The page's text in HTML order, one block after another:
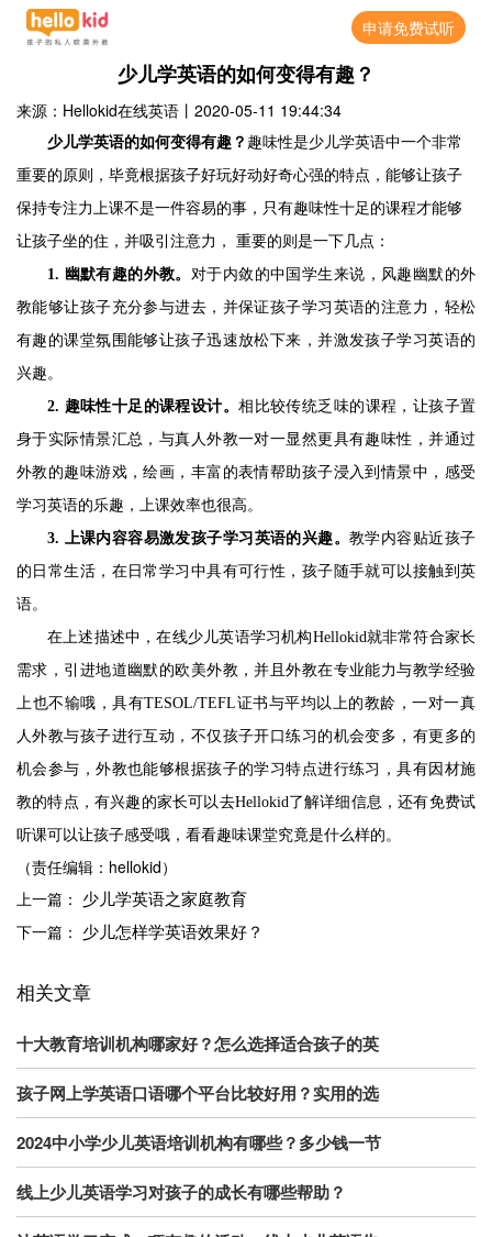
申请免费试听
少儿学英语的如何变得有趣？
来源：Hellokid在线英语 丨 2020-05-11 19:44:34
少儿学英语的如何变得有趣？ 趣味性是少儿学英语中一个非常
重要的原则，毕竟根据孩子好玩好动好奇心强的特点，能够让孩子
保持专注力上课不是一件容易的事，只有趣味性十足的课程才能够
让孩子坐的住，并吸引注意力， 重要的则是一下几点：
1. 幽默有趣的外教。 对于内敛的中国学生来说，风趣幽默的外
教能够让孩子充分参与进去，并保证孩子学习英语的注意力，轻松
有趣的课堂氛围能够让孩子迅速放松下来，并激发孩子学习英语的
兴趣。
2. 趣味性十足的课程设计。相比较传统乏味的课程，让孩子置
身于实际情景汇总，与真人外教一对一显然更具有趣味性，并通过
外教的趣味游戏，绘画，丰富的表情帮助孩子浸入到情景中，感受
学习英语的乐趣，上课效率也很高。
3. 上课内容容易激发孩子学习英语的兴趣。教学内容贴近孩子
的日常生活，在日常学习中具有可行性，孩子随手就可以接触到英
语。
在上述描述中，在线少儿英语学习机构Hellokid就非常符合家长
需求，引进地道幽默的欧美外教，并且外教在专业能力与教学经验
上也不输哦，具有TESOL/TEFL证书与平均以上的教龄，一对一真
人外教与孩子进行互动，不仅孩子开口练习的机会变多，有更多的
机会参与，外教也能够根据孩子的学习特点进行练习，具有因材施
教的特点，有兴趣的家长可以去Hellokid了解详细信息，还有免费试
听课可以让孩子感受哦，看看趣味课堂究竟是什么样的。
（责任编辑：hellokid）
上一篇： 少儿学英语之家庭教育
下一篇： 少儿怎样学英语效果好？
相关文章
十大教育培训机构哪家好？怎么选择适合孩子的英
孩子网上学英语口语哪个平台比较好用？实用的选
2024中小学少儿英语培训机构有哪些？多少钱一节
线上少儿英语学习对孩子的成长有哪些帮助？